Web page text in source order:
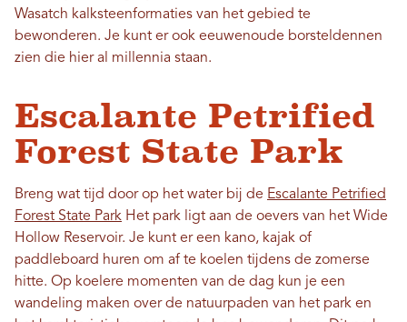
Wasatch kalksteenformaties van het gebied te
bewonderen. Je kunt er ook eeuwenoude borsteldennen
zien die hier al millennia staan.
Escalante Petrified
Forest State Park
Breng wat tijd door op het water bij de Escalante Petrified
Forest State Park Het park ligt aan de oevers van het Wide
Hollow Reservoir. Je kunt er een kano, kajak of
paddleboard huren om af te koelen tijdens de zomerse
hitte. Op koelere momenten van de dag kun je een
wandeling maken over de natuurpaden van het park en